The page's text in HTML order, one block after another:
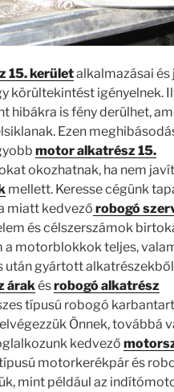
15. kerületalkalmazásai és
körültekintést igényelnek.
hibákra is fény derülhet,
Ezen
motor alkatrész 15.
okozhatnak, ha nem
mellett. Keresse cégünk
miatt kedvező robogó
és célszerszámok
a motorblokkok teljes,
után gyártott
árak ésrobogó alkatrész
típusú robogó
Önnek, továbbá
kedvező
motorkerékpár és
mint például az